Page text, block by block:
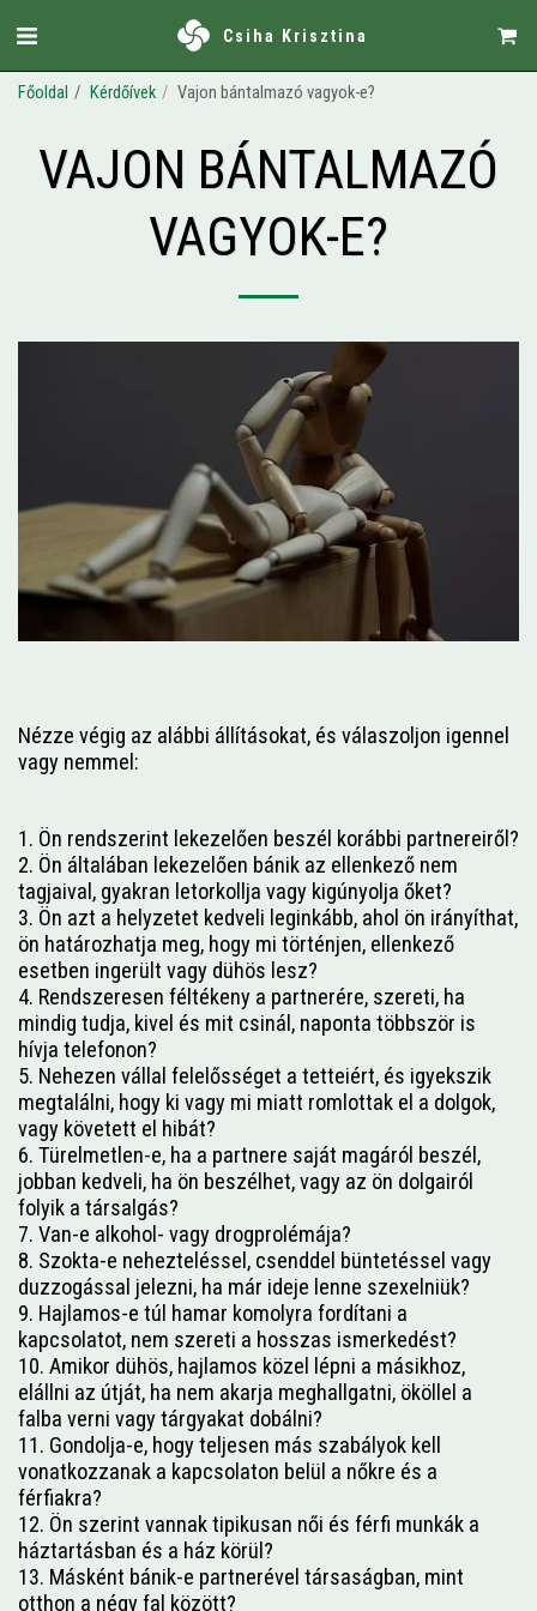
Csiha Krisztina
Főoldal Kérdőívek Vajon bántalmazó vagyok-e?
VAJON BÁNTALMAZÓ
VAGYOK-E?
Nézze végig az alábbi állításokat, és válaszoljon igennel
vagy nemmel:
1. Ön rendszerint lekezelően beszél korábbi partnereiről?
2. Ön általában lekezelően bánik az ellenkező nem
tagjaival, gyakran letorkollja vagy kigúnyolja őket?
3. Ön azt a helyzetet kedveli leginkább, ahol ön irányíthat,
ön határozhatja meg, hogy mi történjen, ellenkező
esetben ingerült vagy dühös lesz?
4. Rendszeresen féltékeny a partnerére, szereti, ha
mindig tudja, kivel és mit csinál, naponta többször is
hívja telefonon?
5. Nehezen vállal felelősséget a tetteiért, és igyekszik
megtalálni, hogy ki vagy mi miatt romlottak el a dolgok,
vagy követett el hibát?
6. Türelmetlen-e, ha a partnere saját magáról beszél,
jobban kedveli, ha ön beszélhet, vagy az ön dolgairól
folyik a társalgás?
7. Van-e alkohol- vagy drogprolémája?
8. Szokta-e nehezteléssel, csenddel büntetéssel vagy
duzzogással jelezni, ha már ideje lenne szexelniük?
9. Hajlamos-e túl hamar komolyra fordítani a
kapcsolatot, nem szereti a hosszas ismerkedést?
10. Amikor dühös, hajlamos közel lépni a másikhoz,
elállni az útját, ha nem akarja meghallgatni, ököllel a
falba verni vagy tárgyakat dobálni?
11. Gondolja-e, hogy teljesen más szabályok kell
vonatkozzanak a kapcsolaton belül a nőkre és a
férfiakra?
12. Ön szerint vannak tipikusan női és férfi munkák a
háztartásban és a ház körül?
13. Másként bánik-e partnerével társaságban, mint
otthon a négy fal között?